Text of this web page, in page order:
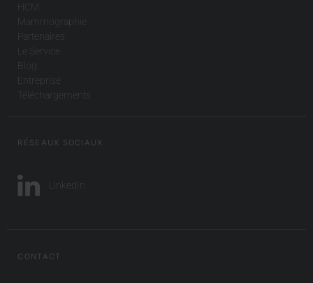
HCM
Mammographie
Partenaires
Le Service
Blog
Entreprise
Téléchargements
RÉSEAUX SOCIAUX
LinkedIn
CONTACT